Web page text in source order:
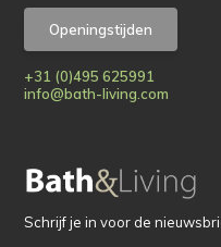
Openingstijden
+31 (0)495 625991
info@bath-living.com
Schrijf je in voor de